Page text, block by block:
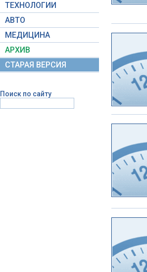
ТЕХНОЛОГИИ
АВТО
МЕДИЦИНА
АРХИВ
СТАРАЯ ВЕРСИЯ
Поиск по сайту